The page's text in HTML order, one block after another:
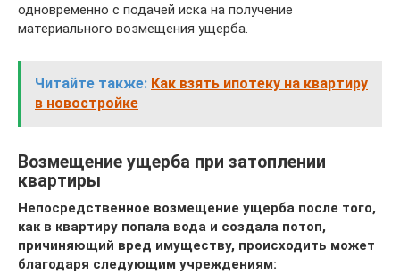
одновременно с подачей иска на получение
материального возмещения ущерба.
Читайте также: Как взять ипотеку на квартиру
в новостройке
Возмещение ущерба при затоплении
квартиры
Непосредственное возмещение ущерба после того,
как в квартиру попала вода и создала потоп,
причиняющий вред имуществу, происходить может
благодаря следующим учреждениям: